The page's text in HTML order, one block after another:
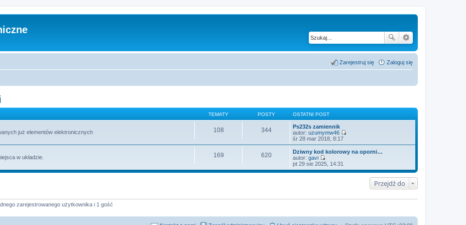
Zaloguj się
Zarejestruj się
TEMATY POSTY OSTATNI POST
już elementów elektronicznych 108 344
Ps232s zamiennik
autor: uzumymw46
y
ś
w
t
j
w
śr 28 mar 2018, 8:17
w układzie. 169 620
Dziwny kod kolorowy na oporni…
autor: gavi
W
y
ś
t
a
j
pt 29 sie 2025, 14:31
Przejdź do
zarejestrowanego użytkownika i 1 gość